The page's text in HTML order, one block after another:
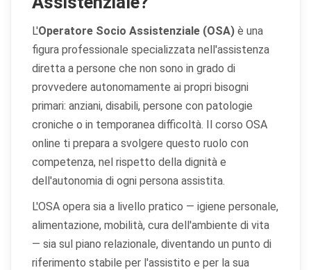
L'Operatore Socio Assistenziale (OSA) è una
figura professionale specializzata nell'assistenza
diretta a persone che non sono in grado di
provvedere autonomamente ai propri bisogni
primari: anziani, disabili, persone con patologie
croniche o in temporanea difficoltà. Il corso OSA
online ti prepara a svolgere questo ruolo con
competenza, nel rispetto della dignità e
dell'autonomia di ogni persona assistita.
L'OSA opera sia a livello pratico — igiene personale,
alimentazione, mobilità, cura dell'ambiente di vita
— sia sul piano relazionale, diventando un punto di
riferimento stabile per l'assistito e per la sua